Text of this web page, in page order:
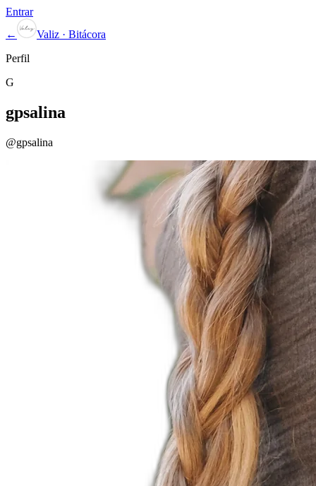
Entrar
←
Valiz · Bitácora
Perfil
G
gpsalina
@gpsalina